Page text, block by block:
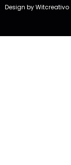
Design by Witcreativo